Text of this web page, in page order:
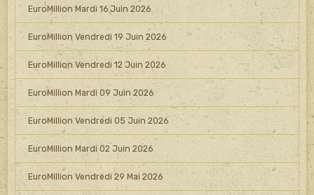
EuroMillion Mardi 16 Juin 2026
EuroMillion Vendredi 19 Juin 2026
EuroMillion Vendredi 12 Juin 2026
EuroMillion Mardi 09 Juin 2026
EuroMillion Vendredi 05 Juin 2026
EuroMillion Mardi 02 Juin 2026
EuroMillion Vendredi 29 Mai 2026